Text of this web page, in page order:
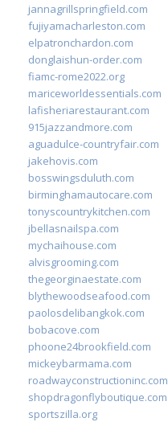
jannagrillspringfield.com
fujiyamacharleston.com
elpatronchardon.com
donglaishun-order.com
fiamc-rome2022.org
mariceworldessentials.com
lafisheriarestaurant.com
915jazzandmore.com
aguadulce-countryfair.com
jakehovis.com
bosswingsduluth.com
birminghamautocare.com
tonyscountrykitchen.com
jbellasnailspa.com
mychaihouse.com
alvisgrooming.com
thegeorginaestate.com
blythewoodseafood.com
paolosdelibangkok.com
bobacove.com
phoone24brookfield.com
mickeybarmama.com
roadwayconstructioninc.com
shopdragonflyboutique.com
sportszilla.org